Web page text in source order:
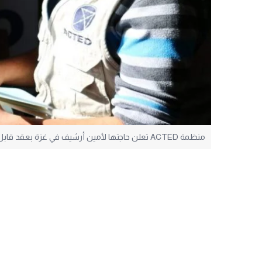
منظمة ACTED تعلن حاجتها لأمين أرشيف في غزة بعقد قابل للتجديد